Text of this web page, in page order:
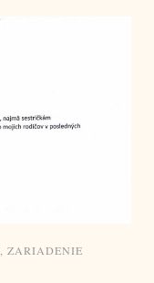
ZARIADENIE